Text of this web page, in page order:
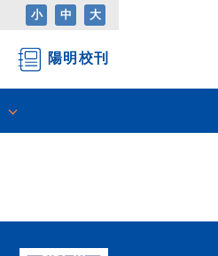
陽明校刊
小 中 大